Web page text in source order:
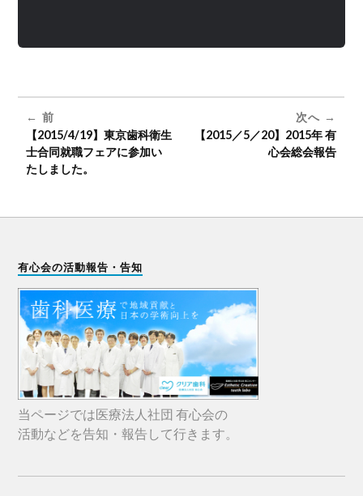
前
【2015/4/19】東京歯科衛生
士合同就職フェアに参加い
たしました。
次へ
【2015／5／20】2015年 有
心会総会報告
有心会の活動報告・告知
当ページでは医療法人社団 有心会の
活動などを告知・報告して行きます。